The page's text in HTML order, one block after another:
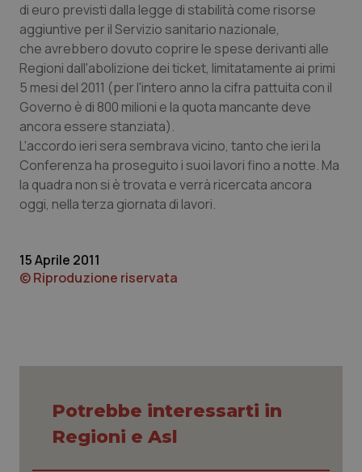
Lombardia
Marche
Molise
Piemonte
Provincia Autonoma di Bolzano
Puglia
Umbria
Dolore
Donna & Salute
Epatiti
HIV
Infezioni & Febbre
Malattie rare
Oftalmologia
di euro previsti dalla legge di stabilità come risorse
aggiuntive per il Servizio sanitario nazionale,
che avrebbero dovuto coprire le spese derivanti alle
Regioni dall'abolizione dei ticket, limitatamente ai primi
5 mesi del 2011 (per l'intero anno la cifra pattuita con il
Governo è di 800 milioni e la quota mancante deve
ancora essere stanziata).
L'accordo ieri sera sembrava vicino, tanto che ieri la
Conferenza ha proseguito i suoi lavori fino a notte. Ma
la quadra non si è trovata e verrà ricercata ancora
oggi, nella terza giornata di lavori.
15 Aprile 2011
© Riproduzione riservata
Potrebbe interessarti in
Regioni e Asl